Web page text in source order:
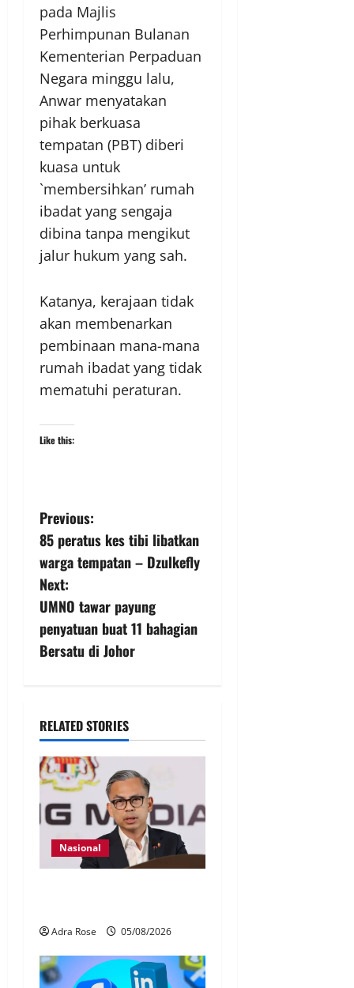
pada Majlis
Perhimpunan Bulanan
Kementerian Perpaduan
Negara minggu lalu,
Anwar menyatakan
pihak berkuasa
tempatan (PBT) diberi
kuasa untuk
`membersihkan’ rumah
ibadat yang sengaja
dibina tanpa mengikut
jalur hukum yang sah.
Katanya, kerajaan tidak
akan membenarkan
pembinaan mana-mana
rumah ibadat yang tidak
mematuhi peraturan.
Like this:
Previous:
85 peratus kes tibi libatkan
warga tempatan – Dzulkefly
Next:
UMNO tawar payung
penyatuan buat 11 bahagian
Bersatu di Johor
RELATED STORIES
Nasional
Adra Rose 05/08/2026